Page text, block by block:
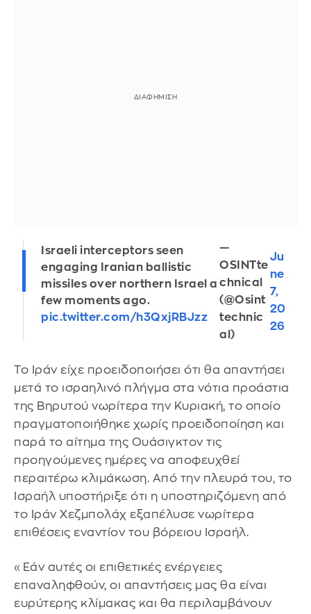
Israeli interceptors seen
engaging Iranian ballistic
missiles over northern Israel a
few moments ago.
pic.twitter.com/h3QxjRBJzz
—
OSINTte
chnical
(@Osint
technic
al)
Ju
ne
7,
20
26
Το Ιράν είχε προειδοποιήσει ότι θα απαντήσει
μετά το ισραηλινό πλήγμα στα νότια προάστια
της Βηρυτού νωρίτερα την Κυριακή, το οποίο
πραγματοποιήθηκε χωρίς προειδοποίηση και
παρά το αίτημα της Ουάσιγκτον τις
προηγούμενες ημέρες να αποφευχθεί
περαιτέρω κλιμάκωση. Από την πλευρά του, το
Ισραήλ υποστήριξε ότι η υποστηριζόμενη από
το Ιράν Χεζμπολάχ εξαπέλυσε νωρίτερα
επιθέσεις εναντίον του βόρειου Ισραήλ.
«Εάν αυτές οι επιθετικές ενέργειες
επαναληφθούν, οι απαντήσεις μας θα είναι
ευρύτερης κλίμακας και θα περιλαμβάνουν